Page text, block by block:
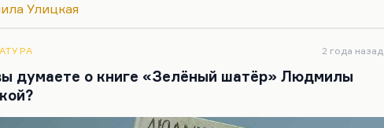
конечно, её замечательное жанровое новаторство.
как чешуйки, как черепицы на крыше, они немножко
когда одни и те же эпизоды, пересказанные с
точек зрения, потому что совпадают какие-то куски
но рассказаны…
Улицкая
2 года назад
думаете о книге «Зелёный шатёр» Людмилы